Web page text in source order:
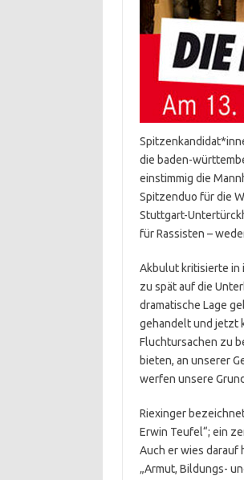
die baden-
einstimmig die
Spitzenduo für die
Stuttgart-
für Rassisten –
Akbulut kritisierte in
zu spät auf die
dramatische Lage
gehandelt und jetzt
Fluchtursachen zu
bieten, an unserer
werfen unsere
Riexinger
Erwin Teufel“; ein
Auch er wies darauf
„Armut, Bildungs-